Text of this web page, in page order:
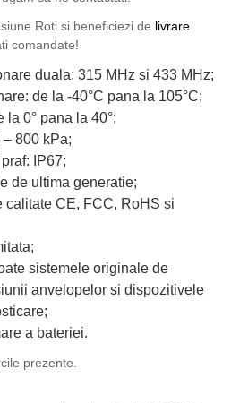
Roti si beneficiezi de livrare
comandate!
duala: 315 MHz si 433 MHz;
de la -40°C pana la 105°C;
la 0° pana la 40°;
800 kPa;
IP67;
de ultima generatie;
calitate CE, FCC, RoHS si
sistemele originale de
anvelopelor si dispozitivele
a bateriei.
prezente.